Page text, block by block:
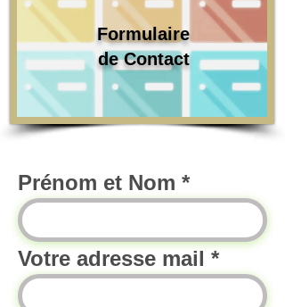
Formulaire
de Contact
Prénom et Nom
Votre adresse mail